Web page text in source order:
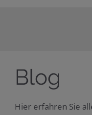
Blog
Hier erfahren Sie